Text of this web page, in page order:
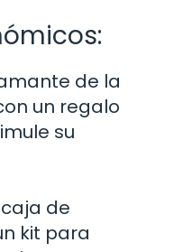
de la
un regalo
su
de
kit para